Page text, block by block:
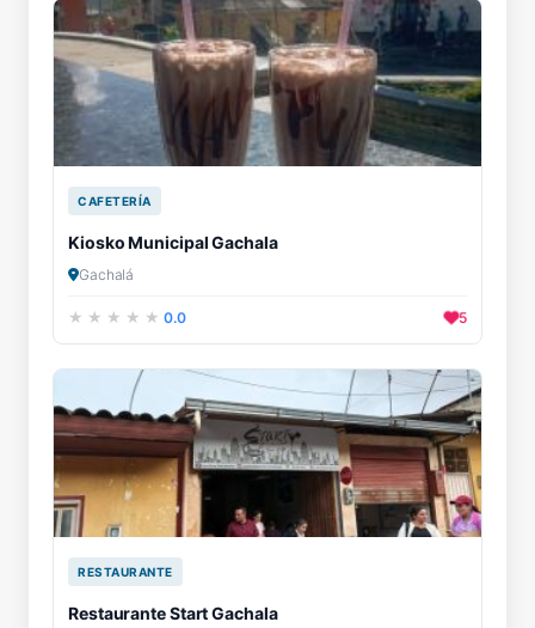
CAFETERÍA
Kiosko Municipal Gachala
Gachalá
0.0 5
RESTAURANTE
Restaurante Start Gachala